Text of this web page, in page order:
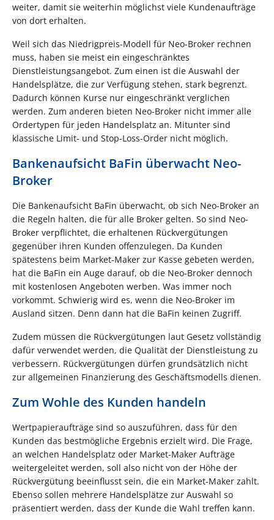
weiter, damit sie weiterhin möglichst viele Kundenaufträge
von dort erhalten.
Weil sich das Niedrigpreis-Modell für Neo-Broker rechnen
muss, haben sie meist ein eingeschränktes
Dienstleistungsangebot. Zum einen ist die Auswahl der
Handelsplätze, die zur Verfügung stehen, stark begrenzt.
Dadurch können Kurse nur eingeschränkt verglichen
werden. Zum anderen bieten Neo-Broker nicht immer alle
Ordertypen für jeden Handelsplatz an. Mitunter sind
klassische Limit- und Stop-Loss-Order nicht möglich.
Bankenaufsicht BaFin überwacht Neo-
Broker
Die Bankenaufsicht BaFin überwacht, ob sich Neo-Broker an
die Regeln halten, die für alle Broker gelten. So sind Neo-
Broker verpflichtet, die erhaltenen Rückvergütungen
gegenüber ihren Kunden offenzulegen. Da Kunden
spätestens beim Market-Maker zur Kasse gebeten werden,
hat die BaFin ein Auge darauf, ob die Neo-Broker dennoch
mit kostenlosen Angeboten werben. Was immer noch
vorkommt. Schwierig wird es, wenn die Neo-Broker im
Ausland sitzen. Denn dann hat die BaFin keinen Zugriff.
Zudem müssen die Rückvergütungen laut Gesetz vollständig
dafür verwendet werden, die Qualität der Dienstleistung zu
verbessern. Rückvergütungen dürfen grundsätzlich nicht
zur allgemeinen Finanzierung des Geschäftsmodells dienen.
Zum Wohle des Kunden handeln
Wertpapieraufträge sind so auszuführen, dass für den
Kunden das bestmögliche Ergebnis erzielt wird. Die Frage,
an welchen Handelsplatz oder Market-Maker Aufträge
weitergeleitet werden, soll also nicht von der Höhe der
Rückvergütung beeinflusst sein, die ein Market-Maker zahlt.
Ebenso sollen mehrere Handelsplätze zur Auswahl so
präsentiert werden, dass der Kunde die Wahl treffen kann.